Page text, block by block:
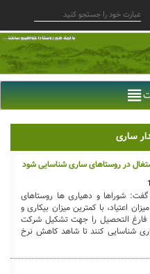
ساری
در روستاهای ساری شناسایی شود
گفت: شوراها و دهیاری ها روستاهای
اعتیاد، با کمترین میزان بیکاری و
فارغ التحصیل را جهت تشکیل شرکت
شناسایی کنند تا شاهد کاهش نرخ